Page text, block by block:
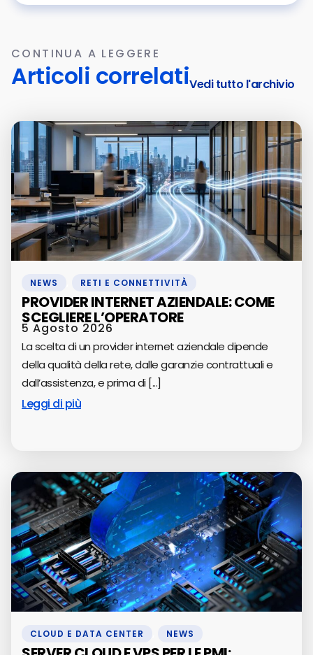
CONTINUA A LEGGERE
Articoli correlatiVedi tutto l'archivio
NEWS RETI E CONNETTIVITÀ
PROVIDER INTERNET AZIENDALE: COME
SCEGLIERE L’OPERATORE
5 Agosto 2026
La scelta di un provider internet aziendale dipende
della qualità della rete, dalle garanzie contrattuali e
dall’assistenza, e prima di [...]
Leggi di più
CLOUD E DATA CENTER NEWS